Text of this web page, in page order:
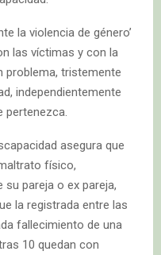
la violencia de género’
las víctimas y con la
problema, tristemente
independientemente
pertenezca.
asegura que
físico,
pareja o ex pareja,
la registrada entre las
fallecimiento de una
10 quedan con